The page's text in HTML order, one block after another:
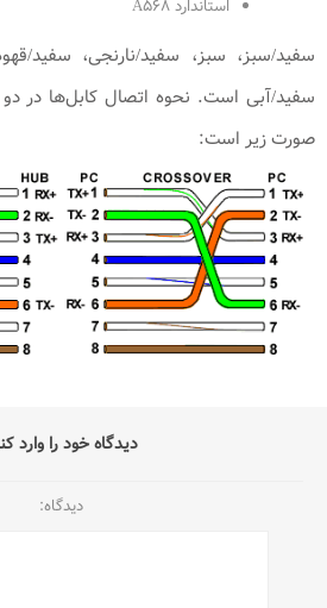
استاندارد A۵۶۸
سفید/سبز، سبز، سفید/نارنجی، سفید/
صورت زیر است:
دیدگاه خود را وارد
دیدگاه: